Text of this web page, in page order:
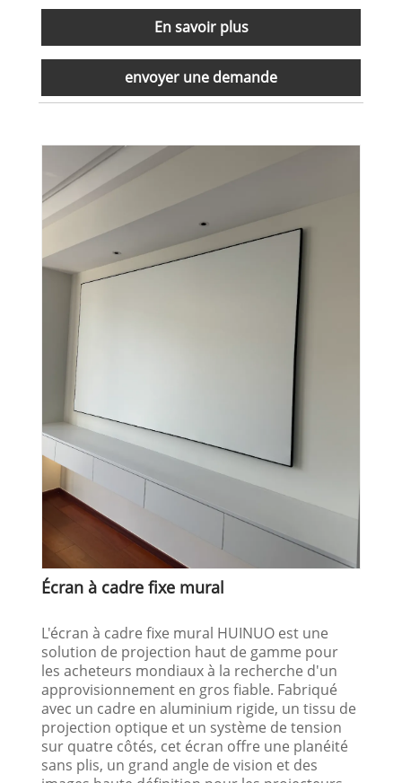
En savoir plus
envoyer une demande
Écran à cadre fixe mural
L'écran à cadre fixe mural HUINUO est une
solution de projection haut de gamme pour
les acheteurs mondiaux à la recherche d'un
approvisionnement en gros fiable. Fabriqué
avec un cadre en aluminium rigide, un tissu de
projection optique et un système de tension
sur quatre côtés, cet écran offre une planéité
sans plis, un grand angle de vision et des